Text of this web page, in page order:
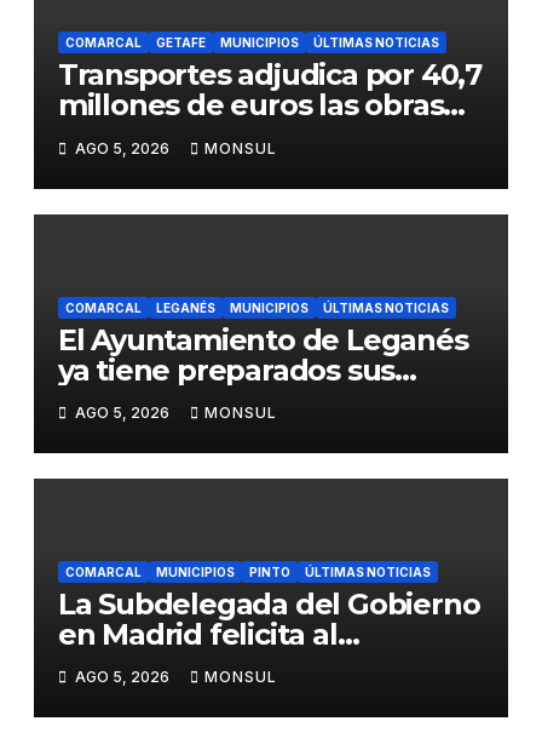
COMARCAL GETAFE MUNICIPIOS ÚLTIMAS NOTICIAS
Transportes adjudica por 40,7
millones de euros las obras
para mejorar la accesibilidad
del transporte público en la
A-4 en Getafe
AGO 5, 2026 MONSUL
COMARCAL LEGANÉS MUNICIPIOS ÚLTIMAS NOTICIAS
El Ayuntamiento de Leganés
ya tiene preparados sus
dispositivos de seguridad y
de limpieza para las Fiestas
de Butarque
AGO 5, 2026 MONSUL
COMARCAL MUNICIPIOS PINTO ÚLTIMAS NOTICIAS
La Subdelegada del Gobierno
en Madrid felicita al
Ayuntamiento de Pinto por
su dispositivo de seguridad
en las Fiestas Patronales
AGO 5, 2026 MONSUL